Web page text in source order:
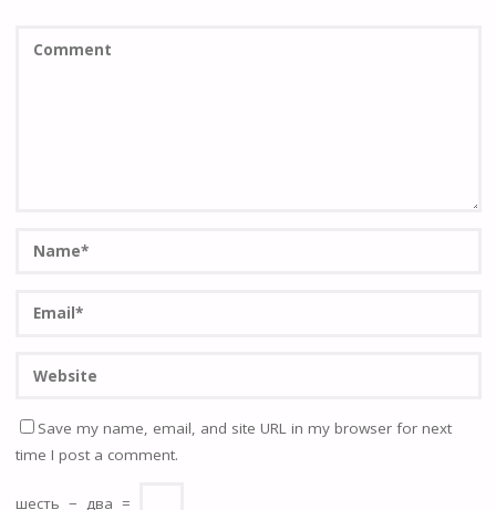
Save my name, email, and site URL in my browser for next
time I post a comment.
шесть − два =